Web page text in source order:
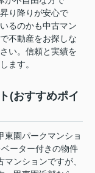
り降りが安心で
るのかも中古マン
不動産をお探しな
い。信頼と実績を
ます。
(おすすめポイ
東園パークマンショ
ーター付きの物件
ンションですが、